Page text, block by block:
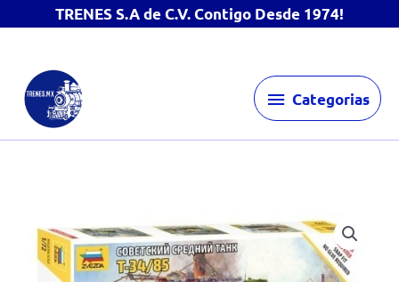
TRENES S.A de C.V. Contigo Desde 1974!
contenido
Categorias
Categorias